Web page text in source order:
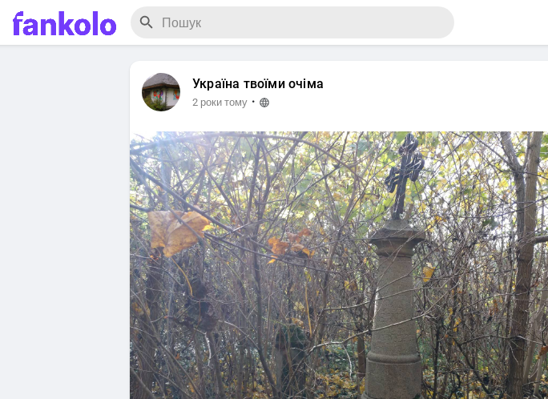
Україна твоїми очіма
2 роки тому ·